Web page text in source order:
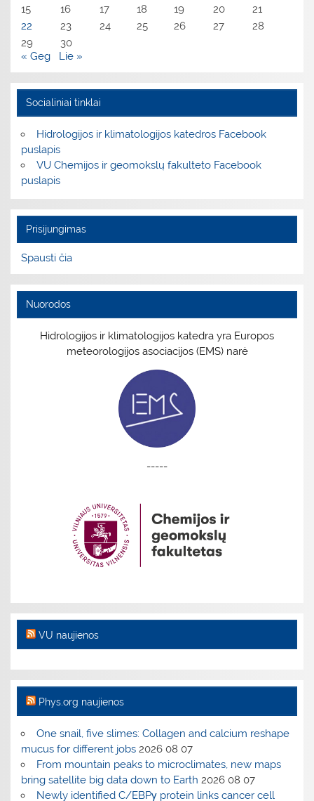
15
16 17 18 19 20
21
22
23 24 25 26 27
28
29
30
« Geg
Lie »
Socialiniai tinklai
Hidrologijos ir klimatologijos katedros Facebook
puslapis
VU Chemijos ir geomokslų fakulteto Facebook
puslapis
Prisijungimas
Spausti čia
Nuorodos
Hidrologijos ir klimatologijos katedra yra Europos
meteorologijos asociacijos (EMS) narė
-----
VU naujienos
Phys.org naujienos
One snail, five slimes: Collagen and calcium reshape
mucus for different jobs 2026 08 07
From mountain peaks to microclimates, new maps
bring satellite big data down to Earth 2026 08 07
Newly identified C/EBPγ protein links cancer cell